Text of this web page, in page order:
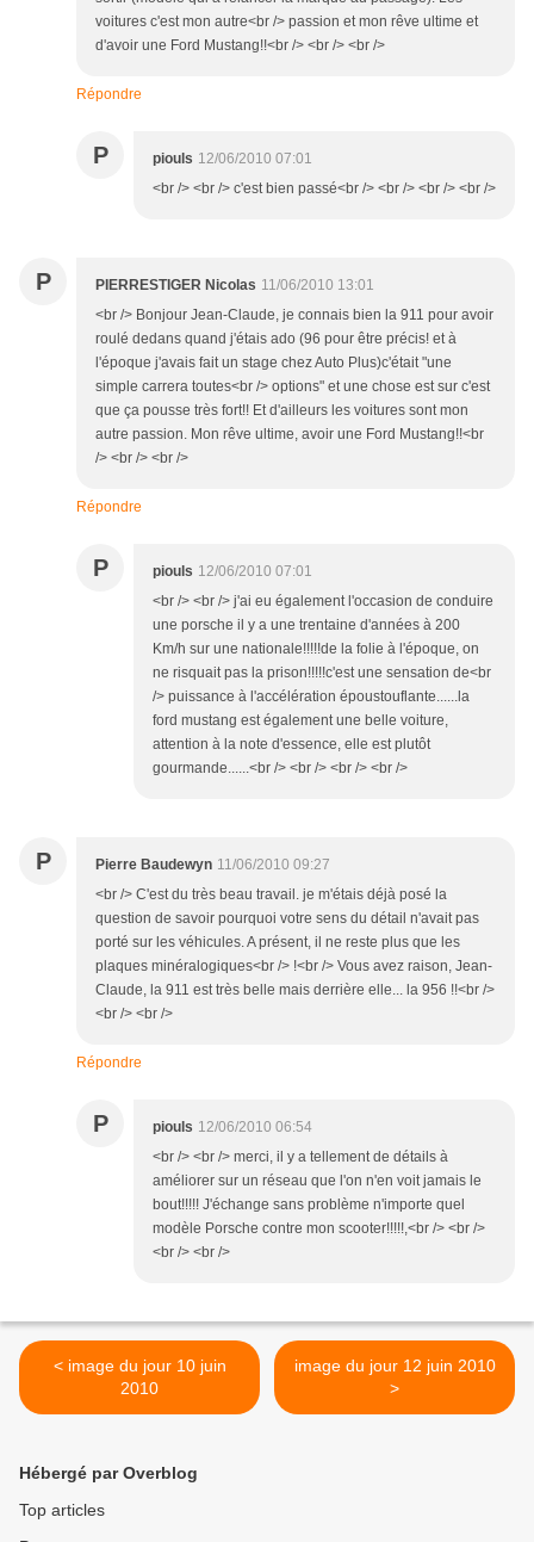
voitures c'est mon autre<br /> passion et mon rêve ultime et
d'avoir une Ford Mustang!!<br /> <br /> <br />
Répondre
P piouls 12/06/2010 07:01
<br /> <br /> c'est bien passé<br /> <br /> <br /> <br />
P PIERRESTIGER Nicolas 11/06/2010 13:01
<br /> Bonjour Jean-Claude, je connais bien la 911 pour avoir
roulé dedans quand j'étais ado (96 pour être précis! et à
l'époque j'avais fait un stage chez Auto Plus)c'était "une
simple carrera toutes<br /> options" et une chose est sur c'est
que ça pousse très fort!! Et d'ailleurs les voitures sont mon
autre passion. Mon rêve ultime, avoir une Ford Mustang!!<br
/> <br /> <br />
Répondre
P piouls 12/06/2010 07:01
<br /> <br /> j'ai eu également l'occasion de conduire
une porsche il y a une trentaine d'années à 200
Km/h sur une nationale!!!!!de la folie à l'époque, on
ne risquait pas la prison!!!!!c'est une sensation de<br
/> puissance à l'accélération époustouflante......la
ford mustang est également une belle voiture,
attention à la note d'essence, elle est plutôt
gourmande......<br /> <br /> <br /> <br />
P Pierre Baudewyn 11/06/2010 09:27
<br /> C'est du très beau travail. je m'étais déjà posé la
question de savoir pourquoi votre sens du détail n'avait pas
porté sur les véhicules. A présent, il ne reste plus que les
plaques minéralogiques<br /> !<br /> Vous avez raison, Jean-
Claude, la 911 est très belle mais derrière elle... la 956 !!<br />
<br /> <br />
Répondre
P piouls 12/06/2010 06:54
<br /> <br /> merci, il y a tellement de détails à
améliorer sur un réseau que l'on n'en voit jamais le
bout!!!!! J'échange sans problème n'importe quel
modèle Porsche contre mon scooter!!!!!,<br /> <br />
<br /> <br />
< image du jour 10 juin
2010
image du jour 12 juin 2010
>
Hébergé par Overblog
Top articles